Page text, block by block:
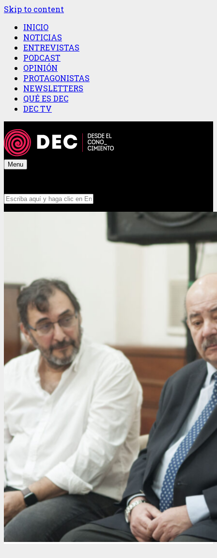
Skip to content
INICIO
NOTICIAS
ENTREVISTAS
PODCAST
OPINIÓN
PROTAGONISTAS
NEWSLETTERS
QUÉ ES DEC
DEC TV
Menu